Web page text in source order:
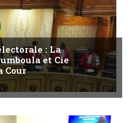
: La
et Cie
Cour